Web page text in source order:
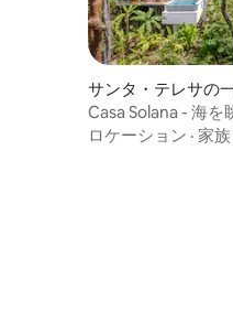
サンタ・テレサの
Casa Solana - 海
ロケーション · 家族